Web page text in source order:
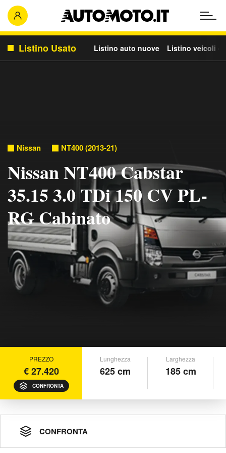
Listino Usato Listino auto nuove Listino veicoli
Nissan NT400 (2013-21)
Nissan NT400 Cabstar
35.15 3.0 TDi 150 CV PL-
RG Cabinato
PREZZO
€ 27.420
CONFRONTA
Lunghezza
625 cm
Larghezza
185 cm
CONFRONTA